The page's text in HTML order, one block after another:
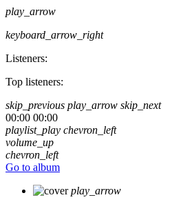
play_arrow
keyboard_arrow_right
Listeners:
Top listeners:
skip_previous play_arrow skip_next
00:00 00:00
playlist_play chevron_left
volume_up
chevron_left
Go to album
play_arrow